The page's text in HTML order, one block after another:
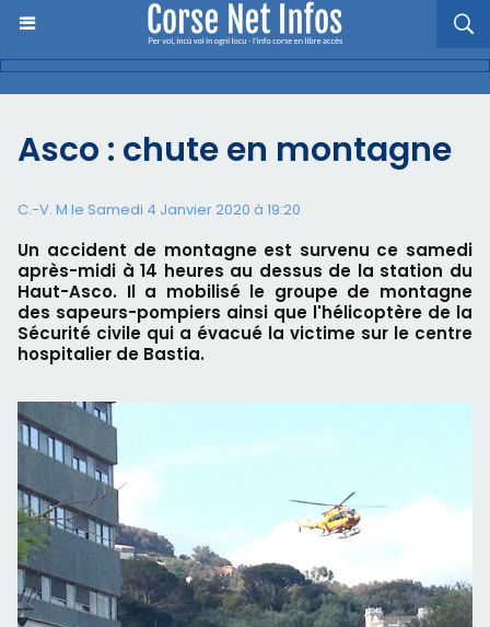
Asco : chute en montagne
C.-V. M le Samedi 4 Janvier 2020 à 19:20
Un accident de montagne est survenu ce samedi
après-midi à 14 heures au dessus de la station du
Haut-Asco. Il a mobilisé le groupe de montagne
des sapeurs-pompiers ainsi que l'hélicoptère de la
Sécurité civile qui a évacué la victime sur le centre
hospitalier de Bastia.